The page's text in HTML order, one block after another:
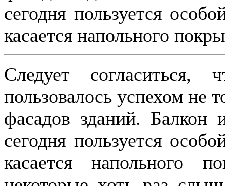
сегодня пользуется
касается напольного
Следует
пользовалось успехом не
фасадов зданий. Балкон
сегодня пользуется
касается напольного